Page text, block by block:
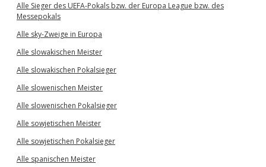
Alle Sieger des UEFA-Pokals bzw. der Europa League bzw. des
Messepokals
Alle sky-Zweige in Europa
Alle slowakischen Meister
Alle slowakischen Pokalsieger
Alle slowenischen Meister
Alle slowenischen Pokalsieger
Alle sowjetischen Meister
Alle sowjetischen Pokalsieger
Alle spanischen Meister